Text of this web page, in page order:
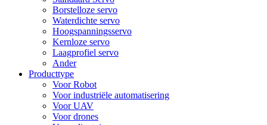
Borstelloze servo
Waterdichte servo
Hoogspanningsservo
Kernloze servo
Laagprofiel servo
Ander
Producttype
Voor Robot
Voor industriële automatisering
Voor UAV
Voor drones